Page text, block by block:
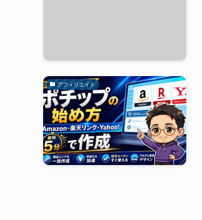
アフィリエイト